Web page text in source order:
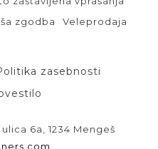
zgodba Veleprodaja
zasebnosti
6a, 1234 Mengeš